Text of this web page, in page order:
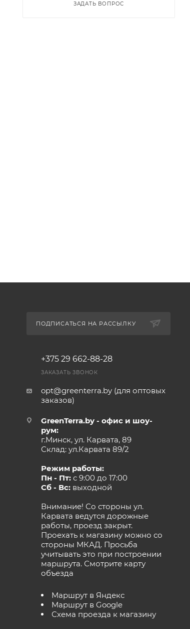
ЗАДАТЬ ВОПРОС
ПОДПИСАТЬСЯ НА РАССЫЛКУ
+375 29 662-88-28
ЗАКАЗАТЬ ЗВОНОК
opt@greenterra.by (для оптовых
заказов)
GreenTerra.by - офис и шоу-
рум:
г.Минск, ул. Карвата, 89
Склад: ул.Карвата 89/2
Режим работы:
Пн - Пт:с 9:00 до 17:00
Сб - Вс:выходной
Внимание! Со стороны ул.
Карвата ведутся дорожные
работы, проезд закрыт.
Проехать к магазину можно со
стороны МКАД. Просьба
учитывать это при построении
маршрута. Смотрите карту
объезда
Маршрут в Яндекс
Маршрут в Google
Схема проезда к магазину